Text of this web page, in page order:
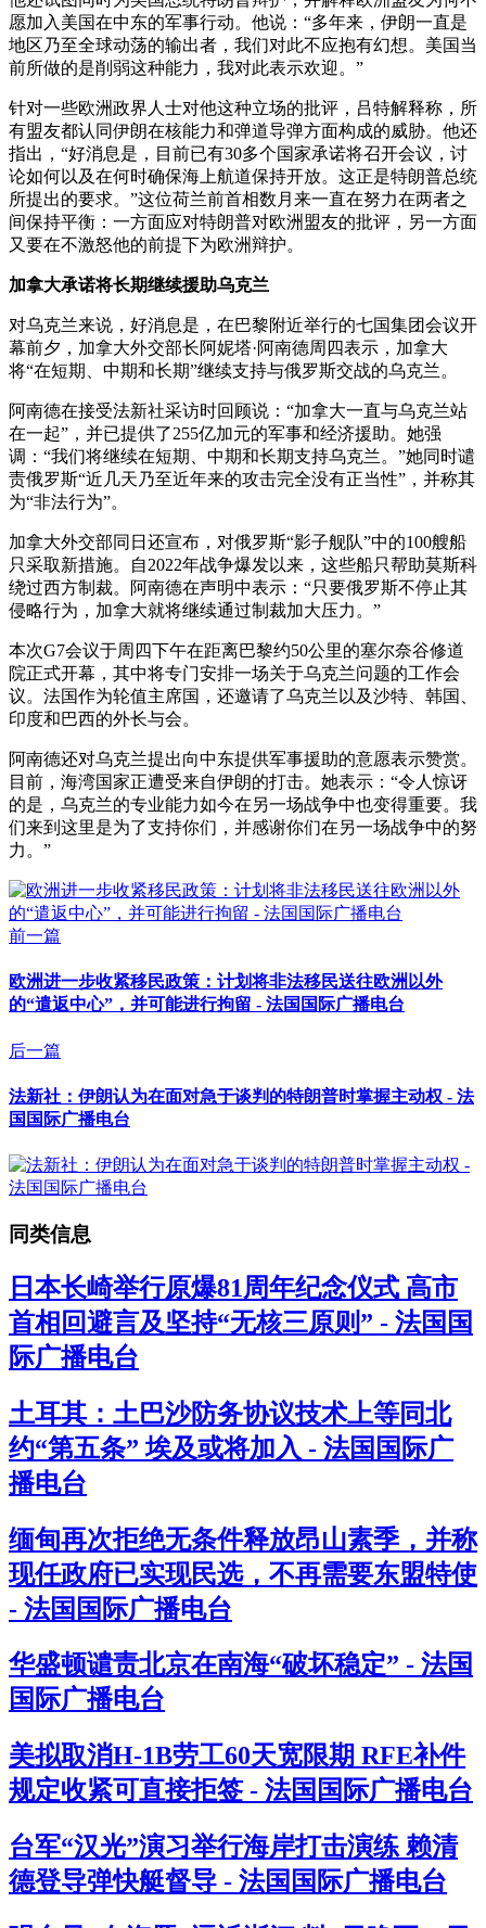
愿加入美国在中东的军事行动。他说：“多年来，伊朗一直是
地区乃至全球动荡的输出者，我们对此不应抱有幻想。美国当
前所做的是削弱这种能力，我对此表示欢迎。”
针对一些欧洲政界人士对他这种立场的批评，吕特解释称，所
有盟友都认同伊朗在核能力和弹道导弹方面构成的威胁。他还
指出，“好消息是，目前已有30多个国家承诺将召开会议，讨
论如何以及在何时确保海上航道保持开放。这正是特朗普总统
所提出的要求。”这位荷兰前首相数月来一直在努力在两者之
间保持平衡：一方面应对特朗普对欧洲盟友的批评，另一方面
又要在不激怒他的前提下为欧洲辩护。
加拿大承诺将长期继续援助乌克兰
对乌克兰来说，好消息是，在巴黎附近举行的七国集团会议开
幕前夕，加拿大外交部长阿妮塔·阿南德周四表示，加拿大
将“在短期、中期和长期”继续支持与俄罗斯交战的乌克兰。
阿南德在接受法新社采访时回顾说：“加拿大一直与乌克兰站
在一起”，并已提供了255亿加元的军事和经济援助。她强
调：“我们将继续在短期、中期和长期支持乌克兰。”她同时谴
责俄罗斯“近几天乃至近年来的攻击完全没有正当性”，并称其
为“非法行为”。
加拿大外交部同日还宣布，对俄罗斯“影子舰队”中的100艘船
只采取新措施。自2022年战争爆发以来，这些船只帮助莫斯科
绕过西方制裁。阿南德在声明中表示：“只要俄罗斯不停止其
侵略行为，加拿大就将继续通过制裁加大压力。”
本次G7会议于周四下午在距离巴黎约50公里的塞尔奈谷修道
院正式开幕，其中将专门安排一场关于乌克兰问题的工作会
议。法国作为轮值主席国，还邀请了乌克兰以及沙特、韩国、
印度和巴西的外长与会。
阿南德还对乌克兰提出向中东提供军事援助的意愿表示赞赏。
目前，海湾国家正遭受来自伊朗的打击。她表示：“令人惊讶
的是，乌克兰的专业能力如今在另一场战争中也变得重要。我
们来到这里是为了支持你们，并感谢你们在另一场战争中的努
力。”
前一篇
欧洲进一步收紧移民政策：计划将非法移民送往欧洲以外
的“遣返中心”，并可能进行拘留 - 法国国际广播电台
后一篇
法新社：伊朗认为在面对急于谈判的特朗普时掌握主动权 - 法
国国际广播电台
同类信息
日本长崎举行原爆81周年纪念仪式 高市
首相回避言及坚持“无核三原则” - 法国国
际广播电台
土耳其：土巴沙防务协议技术上等同北
约“第五条” 埃及或将加入 - 法国国际广
播电台
缅甸再次拒绝无条件释放昂山素季，并称
现任政府已实现民选，不再需要东盟特使
- 法国国际广播电台
华盛顿谴责北京在南海“破坏稳定” - 法国
国际广播电台
美拟取消H-1B劳工60天宽限期 RFE补件
规定收紧可直接拒签 - 法国国际广播电台
台军“汉光”演习举行海岸打击演练 赖清
德登导弹快艇督导 - 法国国际广播电台